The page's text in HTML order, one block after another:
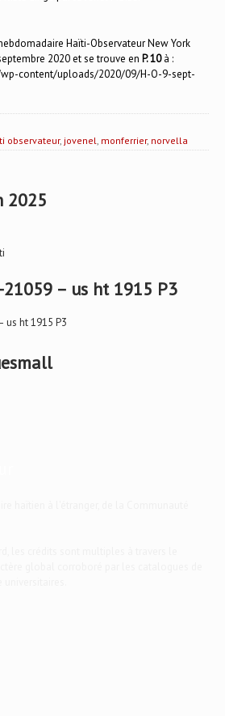
Haïti-Observateur New York
2020 et se trouve en P. 10à :
content/uploads/2020/09/H-O-9-sept-
observateur, jovenel, monferrier, norvella
2025
– us ht 1915 P3